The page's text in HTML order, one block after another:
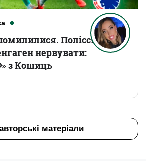
Полісся
нервувати:
з Кошиць
матеріали